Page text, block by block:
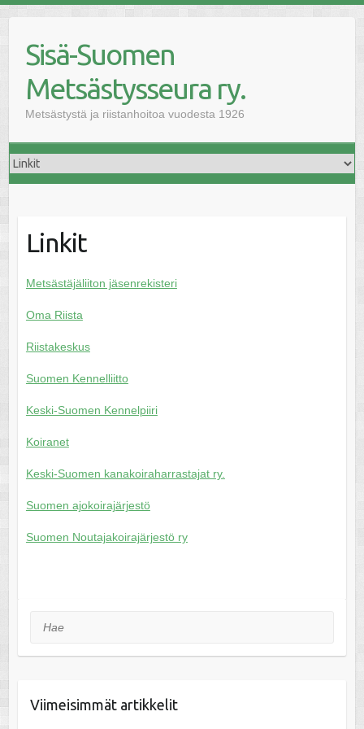
contentSisä-Suomen
Metsästysseura ry.
Metsästystä ja riistanhoitoa vuodesta 1926
Linkit
Metsästäjäliiton jäsenrekisteri
Oma Riista
Riistakeskus
Suomen Kennelliitto
Keski-Suomen Kennelpiiri
Koiranet
Keski-Suomen kanakoiraharrastajat ry.
Suomen ajokoirajärjestö
Suomen Noutajakoirajärjestö ry
Hae
Viimeisimmät artikkelit